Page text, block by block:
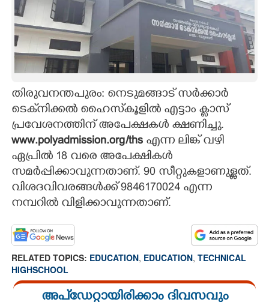
INFO+
ART
LITERATURE
ZOOM
CONTACT US
തിരുവനന്തപുരം: നെടുമങ്ങാട് സര്‍ക്കാര്‍
ടെക്‌നിക്കല്‍ ഹൈസ്‌കൂളില്‍ എട്ടാം ക്ലാസ്
പ്രവേശനത്തിന് അപേക്ഷകൾ ക്ഷണിച്ചു.
www.polyadmission.org/ths എന്ന ലിങ്ക് വഴി
ഏപ്രില്‍ 18 വരെ അപേക്ഷികൾ
സമർപ്പിക്കാവുന്നതാണ്. 90 സീറ്റുകളാണുള്ളത്.
വിശദവിവരങ്ങള്‍ക്ക് 9846170024 എന്ന
നമ്പറിൽ വിളിക്കാവുന്നതാണ്.
RELATED TOPICS: EDUCATION, EDUCATION, TECHNICAL
HIGHSCHOOL
അപ്ഡേറ്റായിരിക്കാം ദിവസവും